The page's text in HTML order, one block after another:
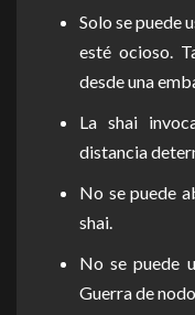
Solo se puede
esté ocioso.
desde una
La shai
distancia
No se puede
shai.
No se puede
Guerra de